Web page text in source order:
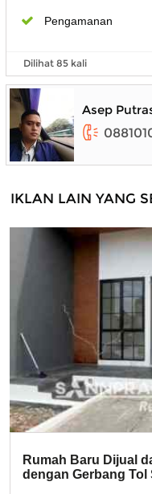
Pengamanan
Dilihat 85 kali
Asep
IKLAN LAIN YANG
Rumah Baru Dijual
dengan Gerbang Tol